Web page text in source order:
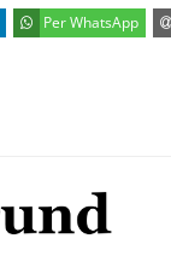
Per WhatsApp